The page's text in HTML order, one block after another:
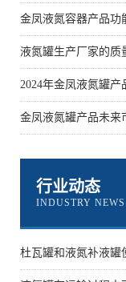
金凤液氮容器产品功
液氮罐生产厂家的质
2024年金凤液氮罐产
金凤液氮罐产品未来
行业动态
INDUSTRY NEWS
杜瓦罐和液氮补液罐